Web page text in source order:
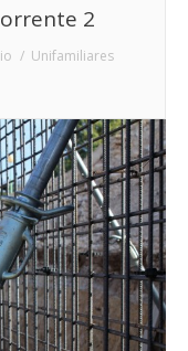
2
Unifamiliares